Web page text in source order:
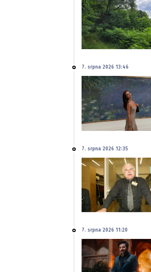
7. srpna 2026 13:46
7. srpna 2026 12:35
7. srpna 2026 11:20